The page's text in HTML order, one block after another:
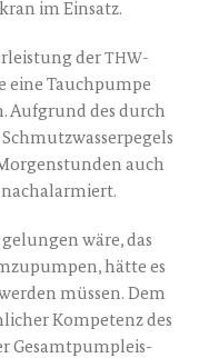
im Einsatz.
der THW-
eine Tauch­pum­pe
Auf­grund des durch
auch
wäre, das
hät­te es
müs­sen. Dem
Kom­pe­tenz des
Gesamt­pump­leis­